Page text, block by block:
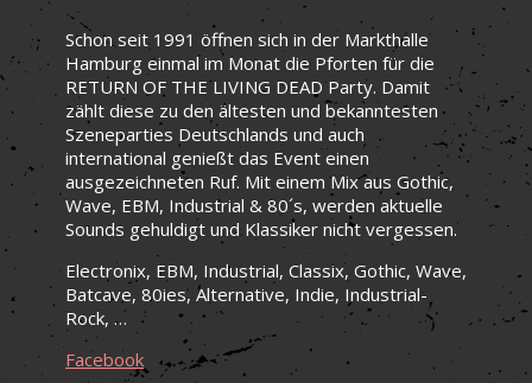
Schon seit 1991 öffnen sich in der Markthalle
Hamburg einmal im Monat die Pforten für die
RETURN OF THE LIVING DEAD Party. Damit
zählt diese zu den ältesten und bekanntesten
Szeneparties Deutschlands und auch
international genießt das Event einen
ausgezeichneten Ruf. Mit einem Mix aus Gothic,
Wave, EBM, Industrial & 80´s, werden aktuelle
Sounds gehuldigt und Klassiker nicht vergessen.
Electronix, EBM, Industrial, Classix, Gothic, Wave,
Batcave, 80ies, Alternative, Indie, Industrial-
Rock, …
Facebook